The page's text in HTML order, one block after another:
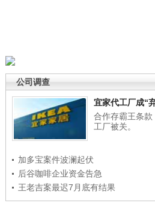
公司调查
宜家代工厂成“
合作存霸王条款
工厂被关。
加多宝案件波澜起伏
后谷咖啡企业资金告急
王老吉案最迟7月底有结果